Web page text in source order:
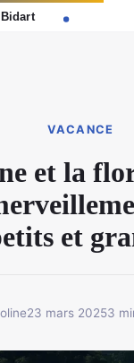
VACANCE
et la
et
23 mars 20253